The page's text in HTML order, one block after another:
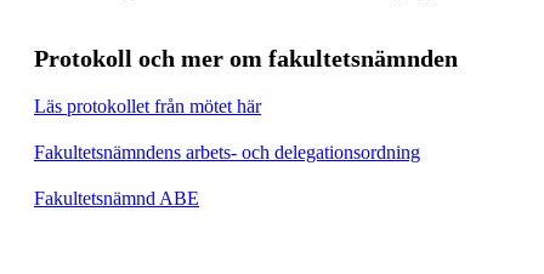
Protokoll och mer om fakultetsnämnden
Läs protokollet från mötet här
Fakultetsnämndens arbets- och delegationsordning
Fakultetsnämnd ABE